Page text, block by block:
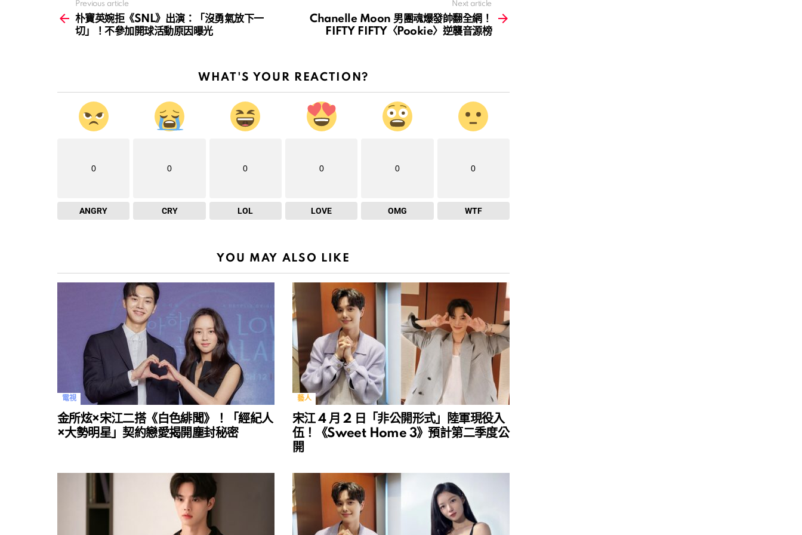
more
Previous article
朴寶英婉拒《SNL》出演：「沒勇氣放下一
切」！不參加開球活動原因曝光
Next article
Chanelle Moon 男團魂爆發帥翻全網！
FIFTY FIFTY〈Pookie〉逆襲音源榜
WHAT'S YOUR REACTION?
0
ANGRY
0
CRY
0
LOL
0
LOVE
0
OMG
0
WTF
YOU MAY ALSO LIKE
電視
金所炫×宋江二搭《白色緋聞》！「經紀人
×大勢明星」契約戀愛揭開塵封秘密
藝人
宋江 4 月 2 日「非公開形式」陸軍現役入
伍！《Sweet Home 3》預計第二季度公
開